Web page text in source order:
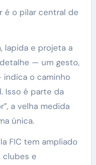
é o pilar central de
lapida e projeta a
— um gesto,
o caminho
Isso é parte da
a velha medida
única.
FIC tem ampliado
clubes e